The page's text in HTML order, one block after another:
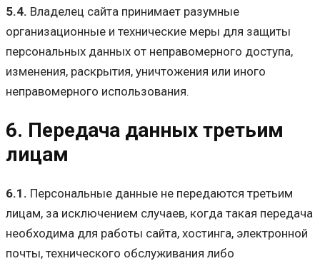
5.4. Владелец сайта принимает разумные
организационные и технические меры для защиты
персональных данных от неправомерного доступа,
изменения, раскрытия, уничтожения или иного
неправомерного использования.
6. Передача данных третьим
лицам
6.1. Персональные данные не передаются третьим
лицам, за исключением случаев, когда такая передача
необходима для работы сайта, хостинга, электронной
почты, технического обслуживания либо